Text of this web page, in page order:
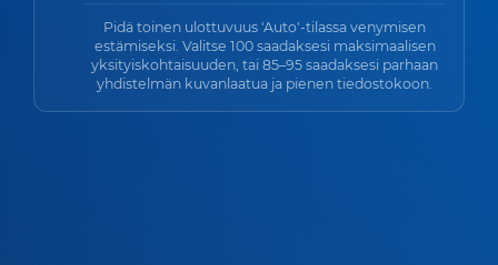
Pidä toinen ulottuvuus 'Auto'-tilassa venymisen
estämiseksi. Valitse 100 saadaksesi maksimaalisen
yksityiskohtaisuuden, tai 85–95 saadaksesi parhaan
yhdistelmän kuvanlaatua ja pienen tiedostokoon.